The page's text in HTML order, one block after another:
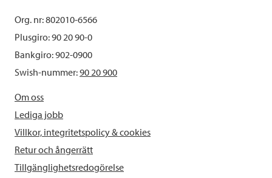
Org. nr: 802010-6566
Plusgiro: 90 20 90-0
Bankgiro: 902-0900
Swish-nummer:90 20 900
Om oss
Lediga jobb
Villkor, integritetspolicy & cookies
Retur och ångerrätt
Tillgänglighetsredogörelse